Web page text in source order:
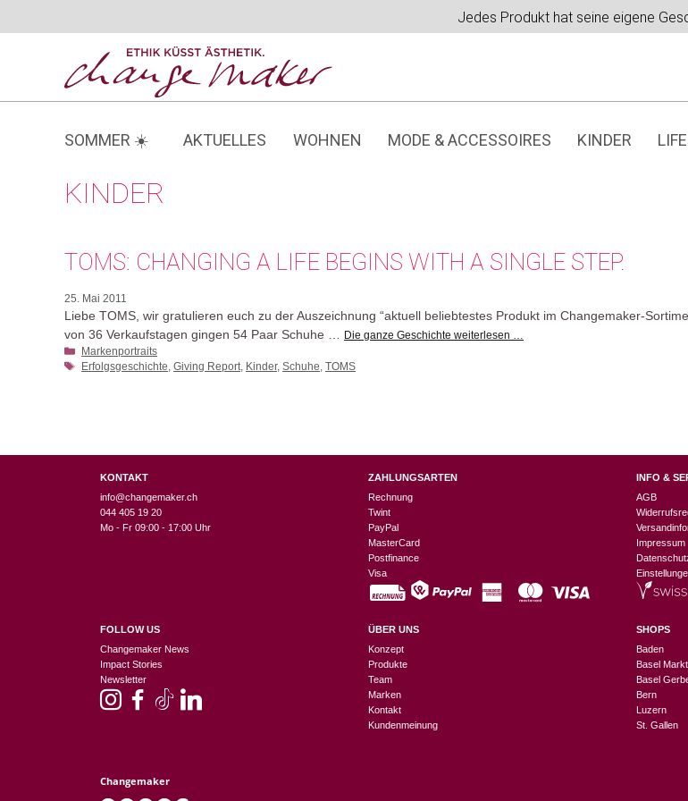
Jedes Produkt hat seine eigene
SOMMER ☀️ AKTUELLES WOHNEN MODE & ACCESSOIRES KINDER
KINDER
TOMS: CHANGING A LIFE BEGINS WITH A SINGLE STEP.
25. Mai 2011
Liebe TOMS, wir gratulieren euch zu der Auszeichnung “aktuell beliebtestes Produkt im Changemaker-
von 36 Verkaufstagen gingen 54 Paar Schuhe …
Die ganze Geschichte weiterlesen …
Kategorien
Markenportraits
Schlagwörter
Erfolgsgeschichte,Giving Report, Kinder,Schuhe,TOMS
KONTAKT
info@changemaker.ch
044 405 19 20
Mo - Fr 09:00 - 17:00 Uhr
FOLLOW US
Changemaker News
Impact Stories
Newsletter
Changemaker
ZAHLUNGSARTEN
Rechnung
Twint
PayPal
MasterCard
Postfinance
Visa
ÜBER UNS
Konzept
Produkte
Team
Marken
Kontakt
Kundenmeinung
INFO &
AGB
Impressum
SHOPS
Baden
Basel
Basel
Bern
Luzern
St. Gallen